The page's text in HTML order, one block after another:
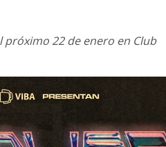
22 de enero en Club